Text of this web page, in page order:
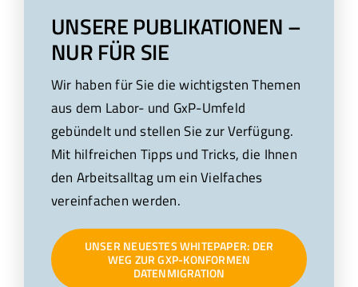
UNSERE PUBLIKATIONEN –
NUR FÜR SIE
Wir haben für Sie die wichtigsten Themen
aus dem Labor- und GxP-Umfeld
gebündelt und stellen Sie zur Verfügung.
Mit hilfreichen Tipps und Tricks, die Ihnen
den Arbeitsalltag um ein Vielfaches
vereinfachen werden.
UNSER NEUESTES WHITEPAPER: DER
WEG ZUR GXP-KONFORMEN
DATENMIGRATION